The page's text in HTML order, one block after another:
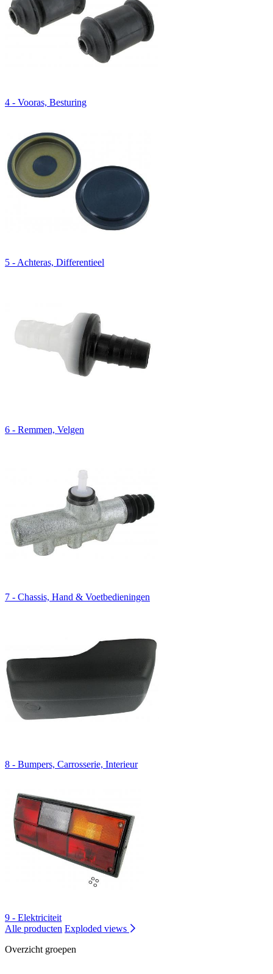
4 - Vooras, Besturing
5 - Achteras, Differentieel
6 - Remmen, Velgen
7 - Chassis, Hand & Voetbedieningen
8 - Bumpers, Carrosserie, Interieur
9 - Elektriciteit
Alle producten Exploded views
Overzicht groepen